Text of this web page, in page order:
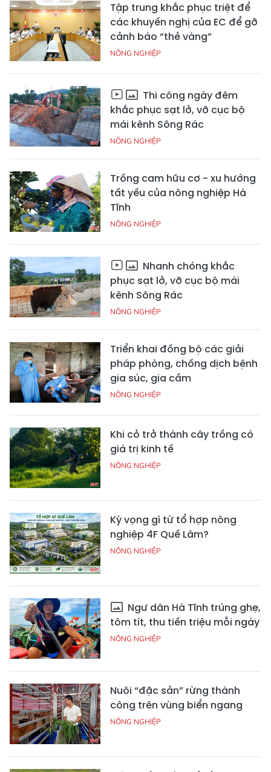
Tập trung khắc phục triệt để
các khuyến nghị của EC để gỡ
cảnh báo “thẻ vàng”
NÔNG NGHIỆP
Thi công ngày đêm
khắc phục sạt lở, vỡ cục bộ
mái kênh Sông Rác
NÔNG NGHIỆP
Trồng cam hữu cơ - xu hướng
tất yếu của nông nghiệp Hà
Tĩnh
NÔNG NGHIỆP
Nhanh chóng khắc
phục sạt lở, vỡ cục bộ mái
kênh Sông Rác
NÔNG NGHIỆP
Triển khai đồng bộ các giải
pháp phòng, chống dịch bệnh
gia súc, gia cầm
NÔNG NGHIỆP
Khi cỏ trở thành cây trồng có
giá trị kinh tế
NÔNG NGHIỆP
Kỳ vọng gì từ tổ hợp nông
nghiệp 4F Quế Lâm?
NÔNG NGHIỆP
Ngư dân Hà Tĩnh trúng ghẹ,
tôm tít, thu tiền triệu mỗi ngày
NÔNG NGHIỆP
Nuôi “đặc sản” rừng thành
công trên vùng biển ngang
NÔNG NGHIỆP